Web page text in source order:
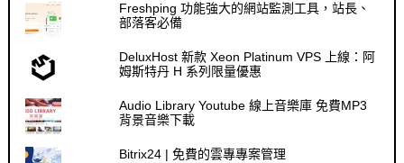
Freshping 功能強大的網站監測工具，站長、
部落客必備
DeluxHost 新款 Xeon Platinum VPS 上線：阿
姆斯特丹 H 系列限量優惠
Audio Library Youtube 線上音樂庫 免費MP3
背景音樂下載
Bitrix24 | 免費的雲專專案管理